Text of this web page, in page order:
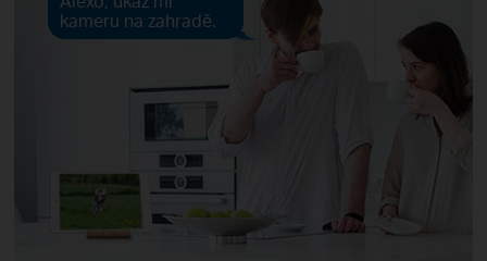
kameru na zahradě.